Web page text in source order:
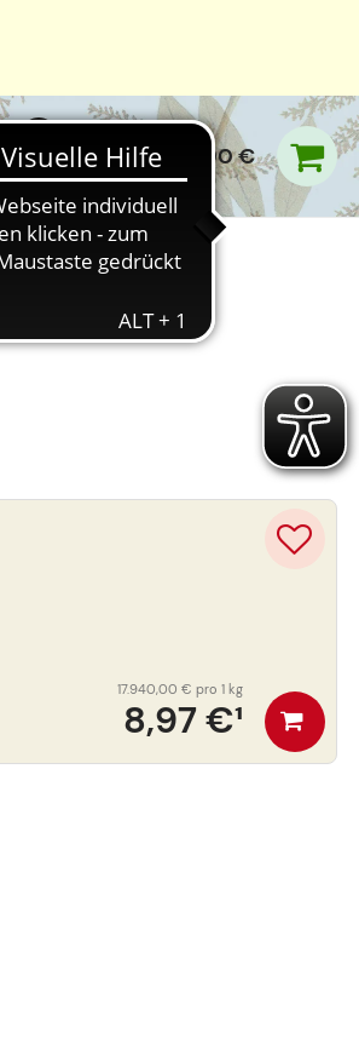
0,00 €
8,97 €¹
17.940,00 € pro 1 kg